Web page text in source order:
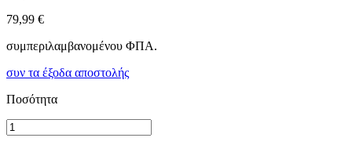
79,99 €
συμπεριλαμβανομένου ΦΠΑ.
συν τα έξοδα αποστολής
Ποσότητα